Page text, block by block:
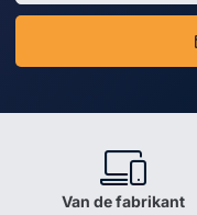
Van de fabrikant